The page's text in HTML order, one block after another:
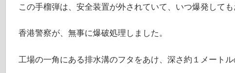
この手榴弾は、安全装置が外されていて、いつ爆発しても
香港警察が、無事に爆破処理しました。
工場の一角にある排水溝のフタをあけ、深さ約１メート